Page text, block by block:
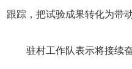
跟踪，把试验成果转化为带
驻村工作队表示将接续